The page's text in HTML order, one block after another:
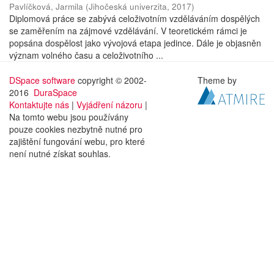
Pavlíčková, Jarmila (Jihočeská univerzita, 2017)
Diplomová práce se zabývá celoživotním vzděláváním dospělých
se zaměřením na zájmové vzdělávání. V teoretickém rámci je
popsána dospělost jako vývojová etapa jedince. Dále je objasněn
význam volného času a celoživotního ...
DSpace software copyright © 2002-
2016 DuraSpace
Kontaktujte nás | Vyjádření názoru |
Na tomto webu jsou používány
pouze cookies nezbytně nutné pro
zajištění fungování webu, pro které
není nutné získat souhlas.
Theme by